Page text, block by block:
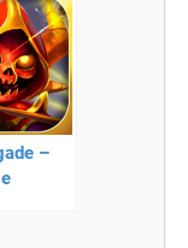
–